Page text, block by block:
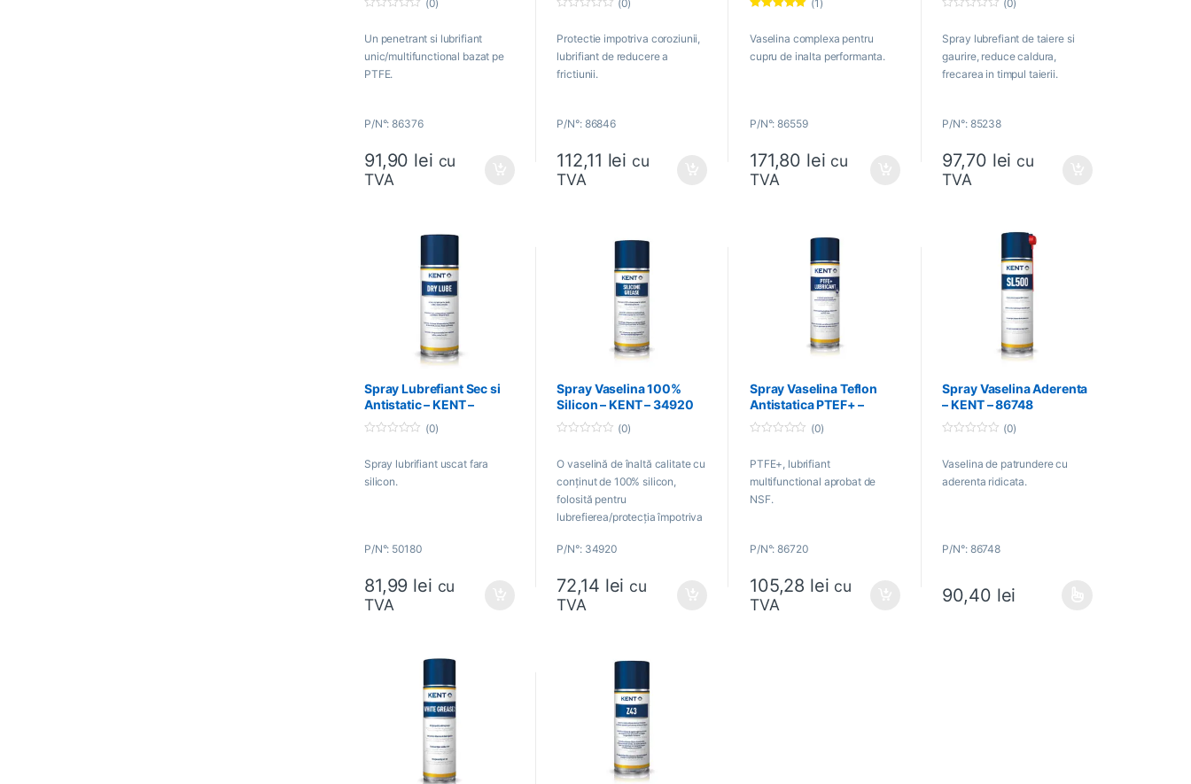
u
o
f
5
(0)
Un penetrant si lubrifiant
unic/multifunctional bazat pe
PTFE.
P/N°: 86376
91,90 lei cu
TVA
u
o
f
5
(0)
Protectie impotriva coroziunii,
lubrifiant de reducere a
frictiunii.
P/N°: 86846
112,11 lei cu
TVA
(1)
Vaselina complexa pentru
cupru de inalta performanta.
P/N°: 86559
171,80 lei cu
TVA
u
o
f
5
(0)
Spray lubrefiant de taiere si
gaurire, reduce caldura,
frecarea in timpul taierii.
P/N°: 85238
97,70 lei cu
TVA
Spray Lubrefiant Sec si
Antistatic – KENT –
50180
u
o
(0)
Spray lubrifiant uscat fara
silicon.
P/N°: 50180
81,99 lei cu
TVA
Spray Vaselina 100%
Silicon – KENT – 34920
u
o
f
(0)
O vaselină de înaltă calitate cu
conținut de 100% silicon,
folosită pentru
lubrefierea/protecția împotriva
P/N°: 34920
72,14 lei cu
TVA
Spray Vaselina Teflon
Antistatica PTEF+ –
KENT – 86720
u
o
f
(0)
PTFE+, lubrifiant
multifunctional aprobat de
NSF.
P/N°: 86720
105,28 lei cu
TVA
Spray Vaselina Aderenta
– KENT – 86748
u
o
(0)
Vaselina de patrundere cu
aderenta ridicata.
P/N°: 86748
90,40 lei
Acest produs are mai multe variații.